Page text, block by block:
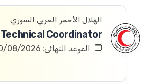
الهلال الأحمر العربي السوري
الموعد النهائي: 10/08/2026